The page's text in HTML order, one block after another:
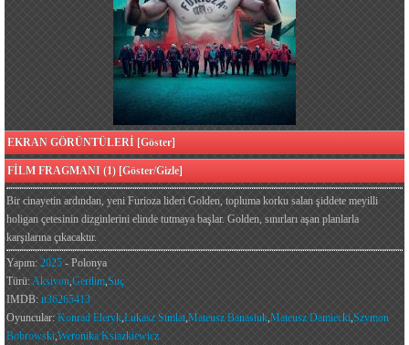
EKRAN GÖRÜNTÜLERİ [Göster]
FİLM FRAGMANI (1) [Göster/Gizle]
Bir cinayetin ardından, yeni Furioza lideri Golden, topluma korku salan şiddete meyilli
holigan çetesinin dizginlerini elinde tutmaya başlar. Golden, sınırları aşan planlarla
karşılarına çıkacaktır.
Yapım: 2025 - Polonya
Türü:Aksiyon,Gerilim,Suç
IMDB: tt36265413
Oyuncular: Konrad Eleryk,Łukasz Simlat,Mateusz Banasiuk,Mateusz Damiecki,Szymon
Bobrowski,Weronika Ksiazkiewicz